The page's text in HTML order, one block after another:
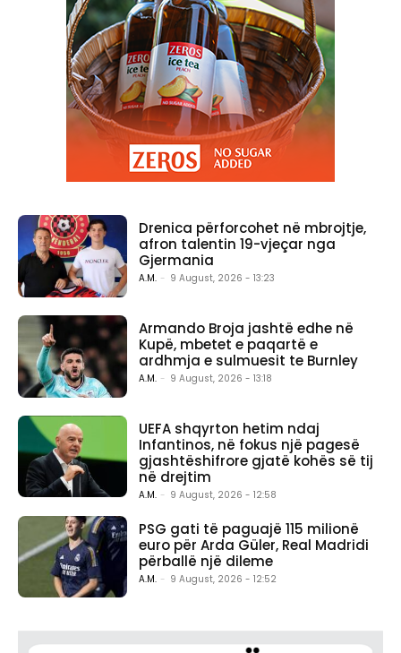
Drenica përforcohet në mbrojtje,
afron talentin 19-vjeçar nga
Gjermania
A.M. - 9 August, 2026 - 13:23
Armando Broja jashtë edhe në
Kupë, mbetet e paqartë e
ardhmja e sulmuesit te Burnley
A.M. - 9 August, 2026 - 13:18
UEFA shqyrton hetim ndaj
Infantinos, në fokus një pagesë
gjashtëshifrore gjatë kohës së tij
në drejtim
A.M. - 9 August, 2026 - 12:58
PSG gati të paguajë 115 milionë
euro për Arda Güler, Real Madridi
përballë një dileme
A.M. - 9 August, 2026 - 12:52